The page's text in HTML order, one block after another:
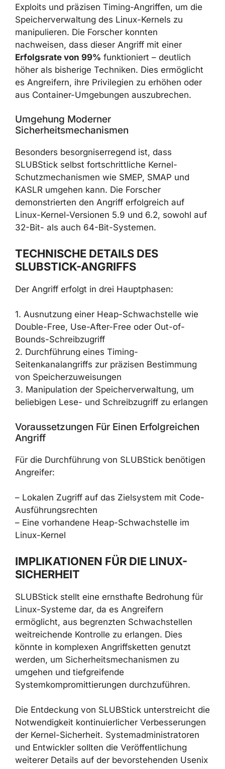
Exploits und präzisen Timing-Angriffen, um die
Speicherverwaltung des Linux-Kernels zu
manipulieren. Die Forscher konnten
nachweisen, dass dieser Angriff mit einer
Erfolgsrate von 99% funktioniert – deutlich
höher als bisherige Techniken. Dies ermöglicht
es Angreifern, ihre Privilegien zu erhöhen oder
aus Container-Umgebungen auszubrechen.
Umgehung Moderner
Sicherheitsmechanismen
Besonders besorgniserregend ist, dass
SLUBStick selbst fortschrittliche Kernel-
Schutzmechanismen wie SMEP, SMAP und
KASLR umgehen kann. Die Forscher
demonstrierten den Angriff erfolgreich auf
Linux-Kernel-Versionen 5.9 und 6.2, sowohl auf
32-Bit- als auch 64-Bit-Systemen.
TECHNISCHE DETAILS DES
SLUBSTICK-ANGRIFFS
Der Angriff erfolgt in drei Hauptphasen:
1. Ausnutzung einer Heap-Schwachstelle wie
Double-Free, Use-After-Free oder Out-of-
Bounds-Schreibzugriff
2. Durchführung eines Timing-
Seitenkanalangriffs zur präzisen Bestimmung
von Speicherzuweisungen
3. Manipulation der Speicherverwaltung, um
beliebigen Lese- und Schreibzugriff zu erlangen
Voraussetzungen Für Einen Erfolgreichen
Angriff
Für die Durchführung von SLUBStick benötigen
Angreifer:
– Lokalen Zugriff auf das Zielsystem mit Code-
Ausführungsrechten
– Eine vorhandene Heap-Schwachstelle im
Linux-Kernel
IMPLIKATIONEN FÜR DIE LINUX-
SICHERHEIT
SLUBStick stellt eine ernsthafte Bedrohung für
Linux-Systeme dar, da es Angreifern
ermöglicht, aus begrenzten Schwachstellen
weitreichende Kontrolle zu erlangen. Dies
könnte in komplexen Angriffsketten genutzt
werden, um Sicherheitsmechanismen zu
umgehen und tiefgreifende
Systemkompromittierungen durchzuführen.
Die Entdeckung von SLUBStick unterstreicht die
Notwendigkeit kontinuierlicher Verbesserungen
der Kernel-Sicherheit. Systemadministratoren
und Entwickler sollten die Veröffentlichung
weiterer Details auf der bevorstehenden Usenix